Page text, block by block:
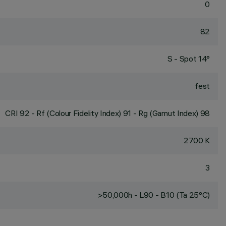
0
82
S - Spot 14°
fest
CRI 92 - Rf (Colour Fidelity Index) 91 - Rg (Gamut Index) 98
2700 K
3
>50,000h - L90 - B10 (Ta 25°C)